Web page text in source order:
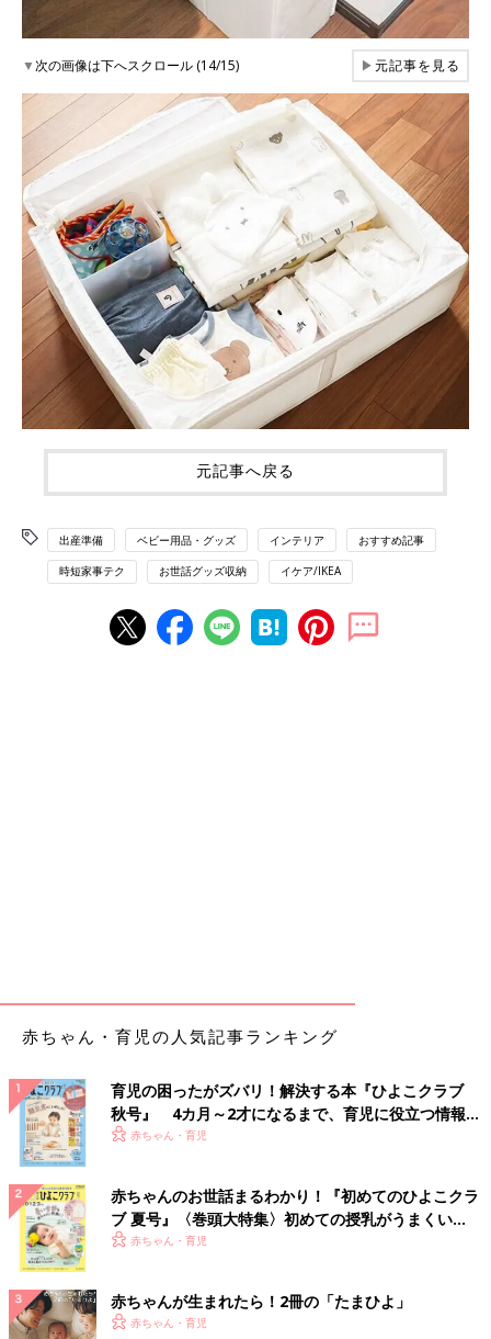
▼次の画像は下へスクロール (14/15) ▶元記事を見る
元記事へ戻る
出産準備 ベビー用品・グッズ インテリア おすすめ記事
時短家事テク お世話グッズ収納 イケア/IKEA
赤ちゃん・育児の人気記事ランキング
育児の困ったがズバリ！解決する本『ひよこクラブ
秋号』 4カ月～2才になるまで、育児に役立つ情報が
いっぱい！
赤ちゃん・育児
赤ちゃんのお世話まるわかり！『初めてのひよこクラ
ブ 夏号』〈巻頭大特集〉初めての授乳がうまくい
く！ おっぱい・ミルクの基本と夏のトラブル 解決テ
赤ちゃん・育児
赤ちゃんが生まれたら！2冊の「たまひよ」
赤ちゃん・育児